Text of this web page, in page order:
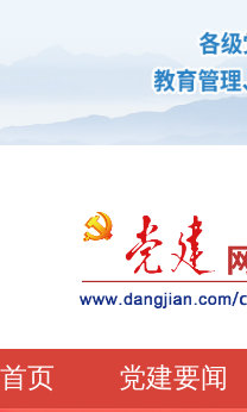
首页 党建要闻